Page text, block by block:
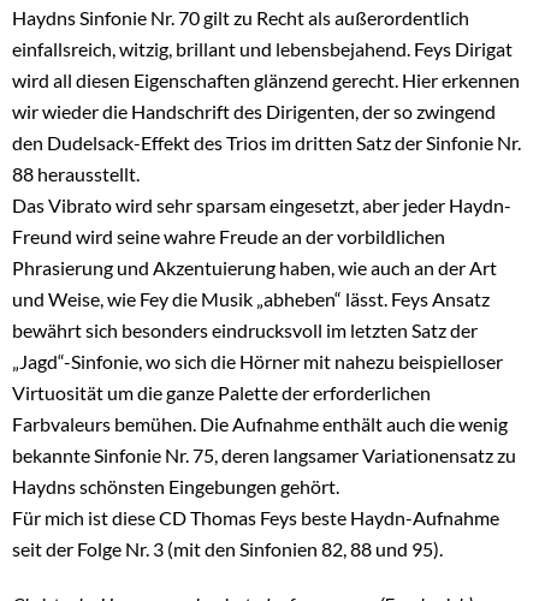
Haydns Sinfonie Nr. 70 gilt zu Recht als außerordentlich
einfallsreich, witzig, brillant und lebensbejahend. Feys Dirigat
wird all diesen Eigenschaften glänzend gerecht. Hier erkennen
wir wieder die Handschrift des Dirigenten, der so zwingend
den Dudelsack-Effekt des Trios im dritten Satz der Sinfonie Nr.
88 herausstellt.
Das Vibrato wird sehr sparsam eingesetzt, aber jeder Haydn-
Freund wird seine wahre Freude an der vorbildlichen
Phrasierung und Akzentuierung haben, wie auch an der Art
und Weise, wie Fey die Musik „abheben“ lässt. Feys Ansatz
bewährt sich besonders eindrucksvoll im letzten Satz der
„Jagd“-Sinfonie, wo sich die Hörner mit nahezu beispielloser
Virtuosität um die ganze Palette der erforderlichen
Farbvaleurs bemühen. Die Aufnahme enthält auch die wenig
bekannte Sinfonie Nr. 75, deren langsamer Variationensatz zu
Haydns schönsten Eingebungen gehört.
Für mich ist diese CD Thomas Feys beste Haydn-Aufnahme
seit der Folge Nr. 3 (mit den Sinfonien 82, 88 und 95).